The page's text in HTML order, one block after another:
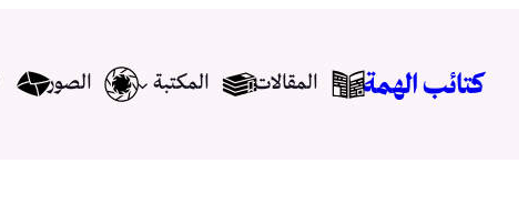
المحتوىكتائب الهمة المقالات المكتبة الصور